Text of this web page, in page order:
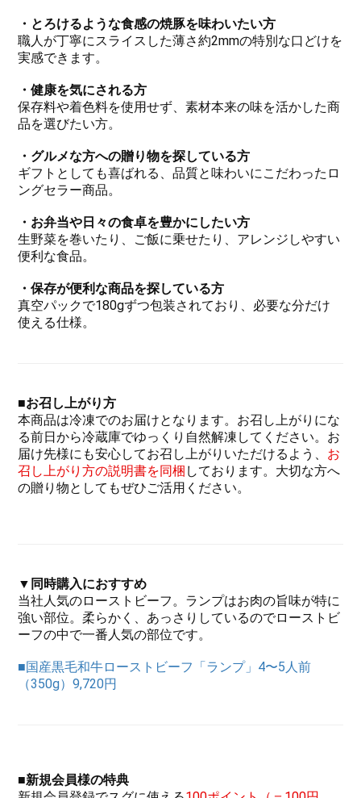
・ とろけるような食感の焼豚を味わいたい方
職人が丁寧にスライスした薄さ約2mmの特別な口どけを
実感できます。
・健康を気にされる方
保存料や着色料を使用せず、素材本来の味を活かした商
品を選びたい方。
・ グルメな方への贈り物を探している方
ギフトとしても喜ばれる、品質と味わいにこだわったロ
ングセラー商品。
・ お弁当や日々の食卓を豊かにしたい方
生野菜を巻いたり、ご飯に乗せたり、アレンジしやすい
便利な食品。
・保存が便利な商品を探している方
真空パックで180gずつ包装されており、必要な分だけ
使える仕様。
■お召し上がり方
本商品は冷凍でのお届けとなります。お召し上がりにな
る前日から冷蔵庫でゆっくり自然解凍してください。お
届け先様にも安心してお召し上がりいただけるよう、 お
召し上がり方の説明書を同梱 しております。大切な方へ
の贈り物としてもぜひご活用ください。
▼同時購入におすすめ
当社人気のローストビーフ。ランプはお肉の旨味が特に
強い部位。柔らかく、あっさりしているのでローストビ
ーフの中で一番人気の部位です。
■国産黒毛和牛ローストビーフ「ランプ」4〜5人前
（350g）9,720円
■新規会員様の特典